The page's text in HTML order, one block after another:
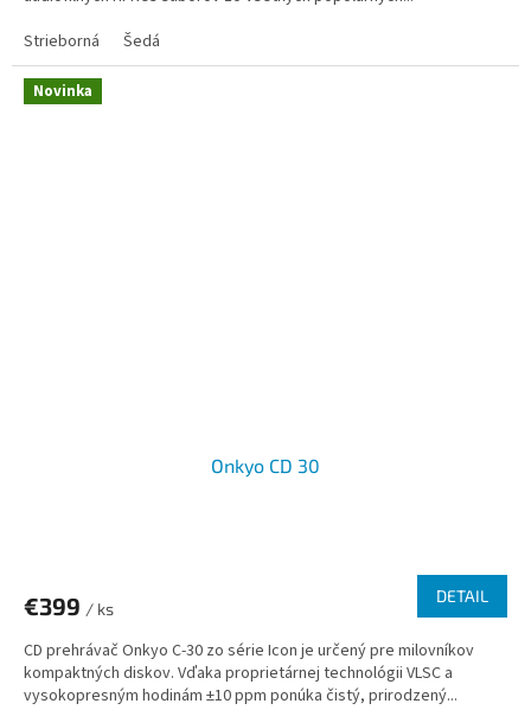
Strieborná
Šedá
Novinka
Onkyo CD 30
€399 / ks
DETAIL
CD prehrávač Onkyo C-30 zo série Icon je určený pre milovníkov
kompaktných diskov. Vďaka proprietárnej technológii VLSC a
vysokopresným hodinám ±10 ppm ponúka čistý, prirodzený...